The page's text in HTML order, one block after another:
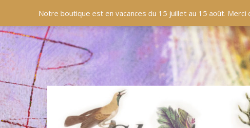
Notre boutique est en vacances du 15 juillet au 15 août.
COLLECTIONS EN PRÉSENCE EN LIGNE BOUTIQUE BLOG PANIER